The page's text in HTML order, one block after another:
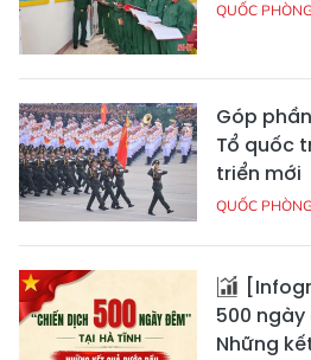
QUỐC
Góp
Tổ quốc
triển mới
QUỐC
500 ngày
Những